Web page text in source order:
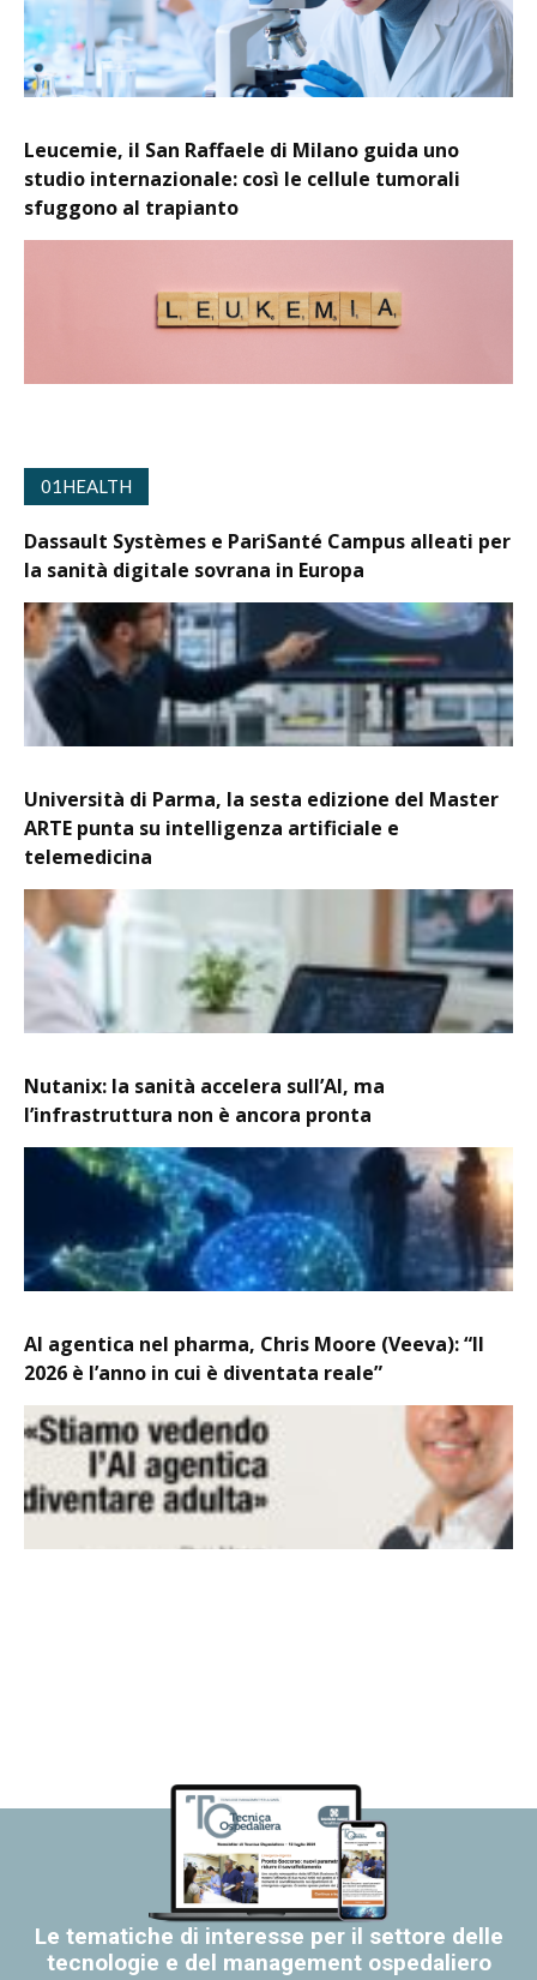
Leucemie, il San Raffaele di Milano guida uno
studio internazionale: così le cellule tumorali
sfuggono al trapianto
01HEALTH
Dassault Systèmes e PariSanté Campus alleati per
la sanità digitale sovrana in Europa
Università di Parma, la sesta edizione del Master
ARTE punta su intelligenza artificiale e
telemedicina
Nutanix: la sanità accelera sull’AI, ma
l’infrastruttura non è ancora pronta
AI agentica nel pharma, Chris Moore (Veeva): “Il
2026 è l’anno in cui è diventata reale”
Le tematiche di interesse per il settore delle
tecnologie e del management ospedaliero